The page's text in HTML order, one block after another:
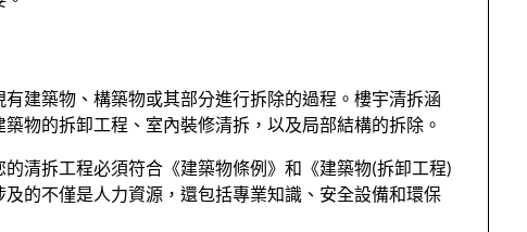
建築物、構築物或其部分進行拆除的過程。樓宇清拆涵
物的拆卸工程、室內裝修清拆，以及局部結構的拆除。
清拆工程必須符合《建築物條例》和《建築物(拆卸工程)
的不僅是人力資源，還包括專業知識、安全設備和環保